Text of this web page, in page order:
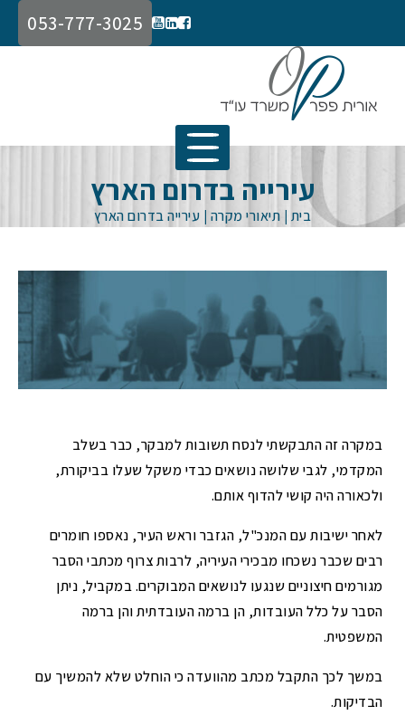
053-777-3025
עירייה בדרום הארץ
בית | תיאורי מקרה | עירייה בדרום הארץ
במקרה זה התבקשתי לנסח תשובות למבקר, כבר בשלב
המקדמי, לגבי שלושה נושאים כבדי משקל שעלו בביקורת,
ולכאורה היה קושי להדוף אותם.
לאחר ישיבות עם המנכ"ל, הגזבר וראש העיר, נאספו חומרים
רבים שכבר נשכחו מבכירי העיריה, לרבות צרוף מכתבי הסבר
מגורמים חיצוניים שנגעו לנושאים המבוקרים. במקביל, ניתן
הסבר על כלל העובדות, הן ברמה העובדתית והן ברמה
המשפטית.
במשך לכך התקבל מכתב מהוועדה כי הוחלט שלא להמשיך עם
הבדיקות.